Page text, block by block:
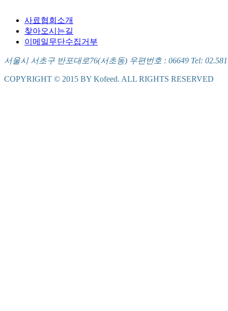
사료협회소개
찾아오시는길
이메일무단수집거부
서울시 서초구 반포대로76(서초동) 우편번호 : 06649 Tel:
COPYRIGHT © 2015 BY Kofeed. ALL RIGHTS RESERVED